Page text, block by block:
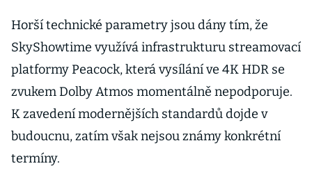
Horší technické parametry jsou dány tím, že
SkyShowtime využívá infrastrukturu streamovací
platformy Peacock, která vysílání ve 4K HDR se
zvukem Dolby Atmos momentálně nepodporuje.
K zavedení modernějších standardů dojde v
budoucnu, zatím však nejsou známy konkrétní
termíny.